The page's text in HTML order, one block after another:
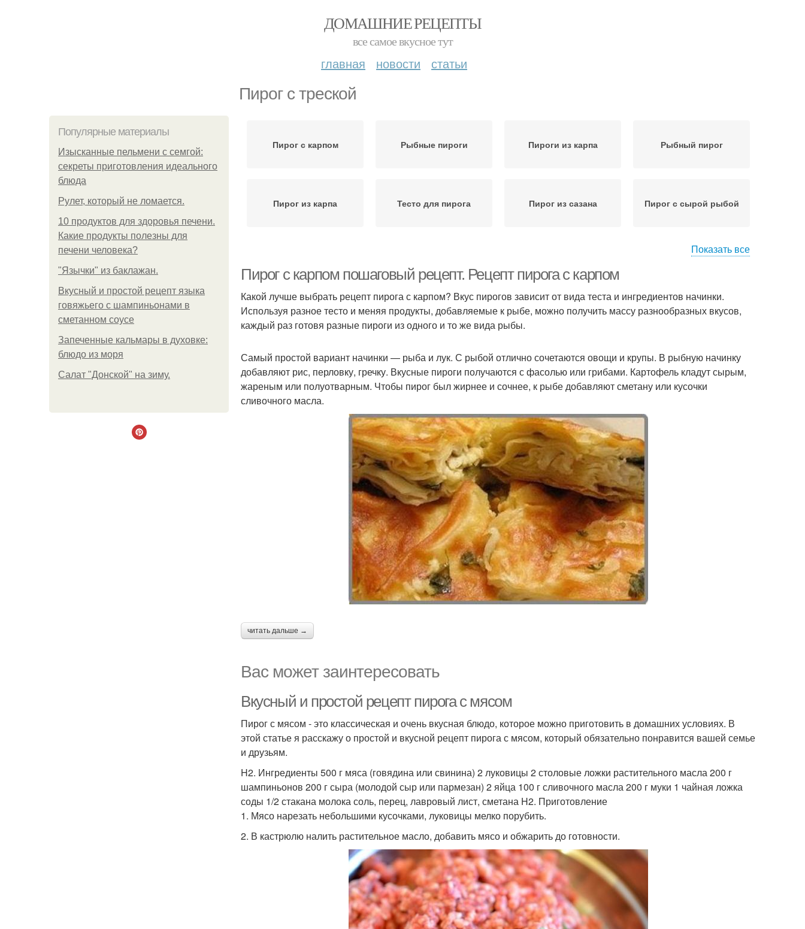
ДОМАШНИЕ РЕЦЕПТЫ
все самое вкусное тут
главная новости статьи
Пирог с треской
Популярные материалы
Изысканные пельмени с семгой:
секреты приготовления идеального
блюда
Рулет, который не ломается.
10 продуктов для здоровья печени.
Какие продукты полезны для
печени человека?
"Язычки" из баклажан.
Вкусный и простой рецепт языка
говяжьего с шампиньонами в
сметанном соусе
Запеченные кальмары в духовке:
блюдо из моря
Салат "Донской" на зиму.
Пирог с карпом Рыбные пироги Пироги из карпа Рыбный пирог
Пирог из карпа Тесто для пирога Пирог из сазана Пирог с сырой рыбой
Показать все
Пирог с карпом пошаговый рецепт. Рецепт пирога с карпом
Какой лучше выбрать рецепт пирога с карпом? Вкус пирогов зависит от вида теста и ингредиентов начинки.
Используя разное тесто и меняя продукты, добавляемые к рыбе, можно получить массу разнообразных вкусов,
каждый раз готовя разные пироги из одного и то же вида рыбы.
Самый простой вариант начинки — рыба и лук. С рыбой отлично сочетаются овощи и крупы. В рыбную начинку
добавляют рис, перловку, гречку. Вкусные пироги получаются с фасолью или грибами. Картофель кладут сырым,
жареным или полуотварным. Чтобы пирог был жирнее и сочнее, к рыбе добавляют сметану или кусочки
сливочного масла.
читать дальше →
Вас может заинтересовать
Вкусный и простой рецепт пирога с мясом
Пирог с мясом - это классическая и очень вкусная блюдо, которое можно приготовить в домашних условиях. В
этой статье я расскажу о простой и вкусной рецепт пирога с мясом, который обязательно понравится вашей семье
и друзьям.
H2. Ингредиенты 500 г мяса (говядина или свинина) 2 луковицы 2 столовые ложки растительного масла 200 г
шампиньонов 200 г сыра (молодой сыр или пармезан) 2 яйца 100 г сливочного масла 200 г муки 1 чайная ложка
соды 1/2 стакана молока соль, перец, лавровый лист, сметана H2. Приготовление
1. Мясо нарезать небольшими кусочками, луковицы мелко порубить.
2. В кастрюлю налить растительное масло, добавить мясо и обжарить до готовности.